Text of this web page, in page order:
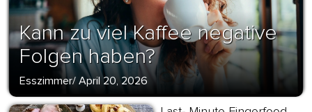
Kann zu viel Kaffee negative
Folgen haben?
Esszimmer/ April 20, 2026